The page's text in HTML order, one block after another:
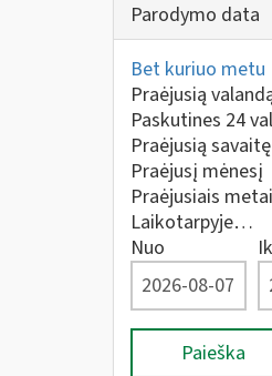
Parodymo data
Bet kuriuo metu
Praėjusią
Paskutines 24
Praėjusią savaitę
Praėjusį mėnesį
Praėjusiais
Laikotarpyje…
Nuo
Paieška